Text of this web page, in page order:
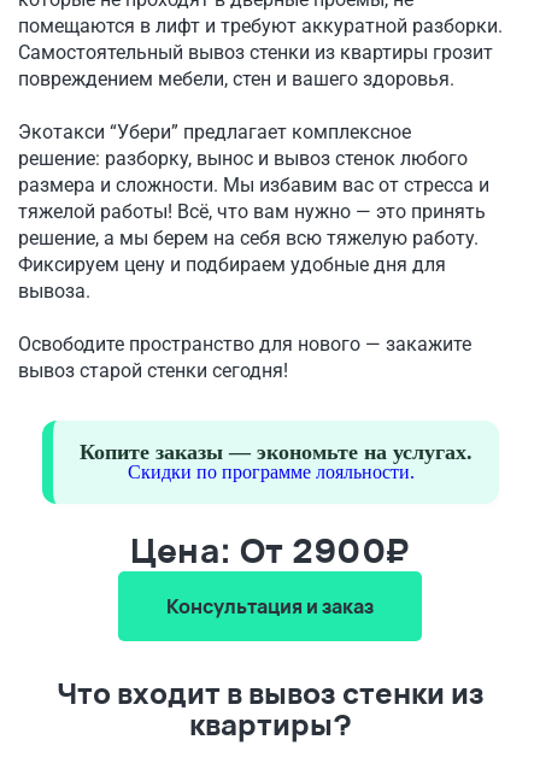
помещаются в лифт и требуют аккуратной разборки.
Самостоятельный вывоз стенки из квартиры грозит
повреждением мебели, стен и вашего здоровья.
Экотакси “Убери” предлагает комплексное
решение: разборку, вынос и вывоз стенок любого
размера и сложности. Мы избавим вас от стресса и
тяжелой работы! Всё, что вам нужно — это принять
решение, а мы берем на себя всю тяжелую работу.
Фиксируем цену и подбираем удобные дня для
вывоза.
Освободите пространство для нового — закажите
вывоз старой стенки сегодня!
Копите заказы — экономьте на услугах.
Скидки по программе лояльности.
Цена: От 2900₽
Консультация и заказ
Что входит в вывоз стенки из
квартиры?